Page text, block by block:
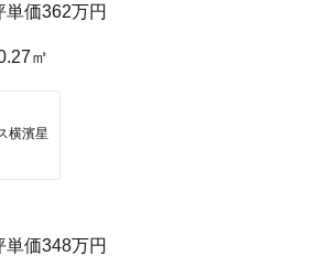
価362万円
㎡
横濱星
価348万円